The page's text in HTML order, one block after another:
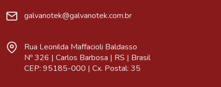
galvanotek@galvanotek.com.br
Rua Leonilda Maffacioli Baldasso
Nº 326 | Carlos Barbosa | RS | Brasil
CEP: 95185-000 | Cx. Postal: 35